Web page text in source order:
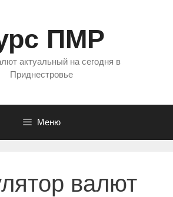
ПМР
актуальный на сегодня в
Приднестровье
Меню
валют